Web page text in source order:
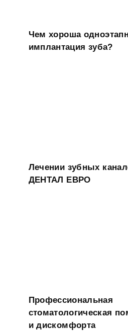
Чем хороша
имплантация зуба?
Лечении зубных
ДЕНТАЛ ЕВРО
Профессиональная
стоматологическая
и дискомфорта